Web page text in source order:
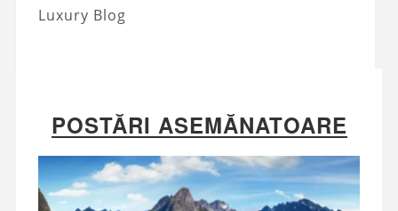
Luxury Blog
POSTĂRI ASEMĂNATOARE